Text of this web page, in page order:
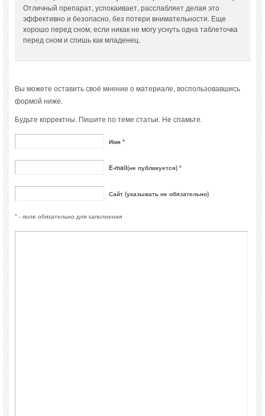
Отличный препарат, успокаивает, расслабляет делая это
эффективно и безопасно, без потери внимательности. Еще
хорошо перед сном, если никак не могу уснуть одна таблеточка
перед сном и спишь как младенец.
Вы можете оставить своё мнение о материале, воспользовавшись
формой ниже.
Будьте корректны. Пишите по теме статьи. Не спамьте.
Имя *
E-mail(не публикуется) *
Сайт (указывать не обязательно)
* - поле обязательно для заполнения